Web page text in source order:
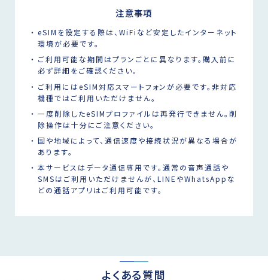
注意事項
eSIMを設定する際は、WiFiなど安定したインターネット
環境が必要です。
ご利用可能な期間はプランごとに異なります。購入前に
必ず詳細をご確認ください。
ご利用にはeSIM対応スマートフォンが必要です。非対応
機種ではご利用いただけません。
一度削除したeSIMプロファイルは再発行できません。削
除操作は十分にご注意ください。
国や地域によって、通信速度や接続状況が異なる場合が
あります。
本サービスはデータ通信専用です。通常の音声通話や
SMSはご利用いただけませんが、LINEやWhatsAppな
どの通話アプリはご利用可能です。
よくある質問